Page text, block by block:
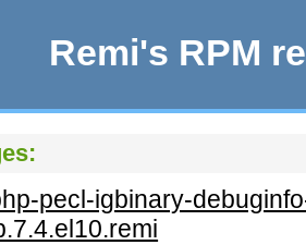
Remi's RPM
pecl-igbinary-